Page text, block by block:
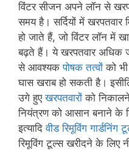
विंटर सीजन अपने लॉन से
समय है। सर्दियों में
हो जाते हैं, जो विंटर लॉन में
बढ़ते हैं। ये खरपतवार अधिक
से आवश्यकपोषक तत्वों को
घास खराब हो सकती है।
उगे हुएखरपतवारों को
नियंत्रण को आसान बनाने के
इत्यादिवीड रिमूविंग गार्डनिंग
रिमूविंग टूल्स खरीदने के